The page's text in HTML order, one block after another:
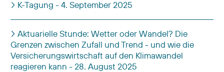
K-Tagung - 4. September 2025
Aktuarielle Stunde: Wetter oder Wandel? Die
Grenzen zwischen Zufall und Trend - und wie die
Versicherungswirtschaft auf den Klimawandel
reagieren kann - 28. August 2025